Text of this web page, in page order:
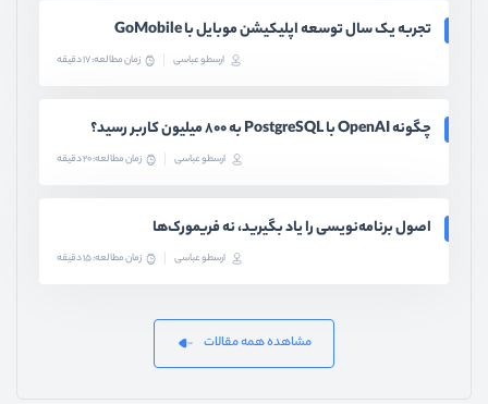
تجربه یک سال توسعه اپلیکیشن موبایل با GoMobile
ارسطو عباسی زمان مطالعه: 17 دقیقه
چگونه OpenAI با PostgreSQL به ۸۰۰ میلیون کاربر رسید؟
ارسطو عباسی زمان مطالعه: 20 دقیقه
اصول برنامه‌نویسی را یاد بگیرید، نه فریمورک‌ها
ارسطو عباسی زمان مطالعه: 15 دقیقه
مشاهده همه مقالات